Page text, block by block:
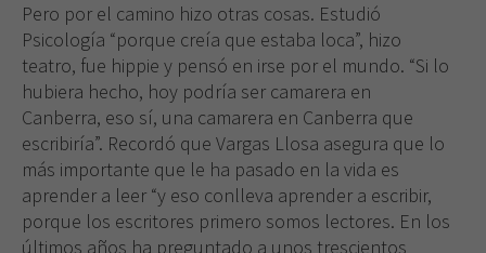
Pero por el camino hizo otras cosas. Estudió
Psicología “porque creía que estaba loca”, hizo
teatro, fue hippie y pensó en irse por el mundo. “Si lo
hubiera hecho, hoy podría ser camarera en
Canberra, eso sí, una camarera en Canberra que
escribiría”. Recordó que Vargas Llosa asegura que lo
más importante que le ha pasado en la vida es
aprender a leer “y eso conlleva aprender a escribir,
porque los escritores primero somos lectores. En los
últimos años ha preguntado a unos trescientos